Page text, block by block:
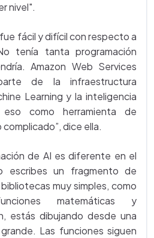
nivel".
fácil y difícil con respecto a
tenía tanta programación
Amazon Web Services
de la infraestructura
Learning y la inteligencia
como herramienta de
dice ella.
de AI es diferente en el
escribes un fragmento de
muy simples, como
matemáticas y
estás dibujando desde una
Las funciones siguen